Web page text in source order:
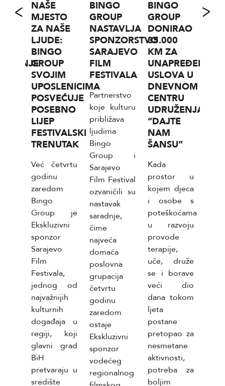
NAŠE
MJESTO
ZA NAŠE
LJUDE:
BINGO
GROUP
SVOJIM
UPOSLENICIMA
POSVEĆUJE
POSEBNO
LIJEP
FESTIVALSKI
TRENUTAK
Već četvrtu
godinu
zaredom
Bingo
Group je
Ekskluzivni
sponzor
Sarajevo
Film
Festivala,
jednog od
najvažnijih
kulturnih
događaja u
regiji, koji
glavni grad
BiH
pretvaraju u
središte
BINGO
GROUP
NASTAVLJA
SPONZORSTVO
SARAJEVO
FILM
FESTIVALA
Partnerstvo
koje kulturu
približava
ljudima
Bingo
Group i
Sarajevo
Film Festival
ozvaničili su
nastavak
saradnje,
čime
najveća
domaća
poslovna
grupacija
četvrtu
godinu
zaredom
ostaje
Ekskluzivni
sponzor
vodećeg
regionalnog
BINGO
GROUP
DONIRAO
35.000
KM ZA
UNAPREĐENJE
USLOVA U
DNEVNOM
CENTRU
UDRUŽENJA
“DAJTE
NAM
ŠANSU”
Kada
prostor u
kojem djeca
i osobe s
poteškoćama
u razvoju
provode
terapije,
uče, druže
se i borave
veći dio
dana tokom
ljeta
postane
pretopao za
nesmetane
aktivnosti,
potreba za
boljim